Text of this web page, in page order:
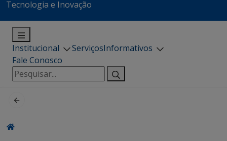
Tecnologia e Inovação
Institucional ServiçosInformativos
Fale Conosco
Pesquisar
por: